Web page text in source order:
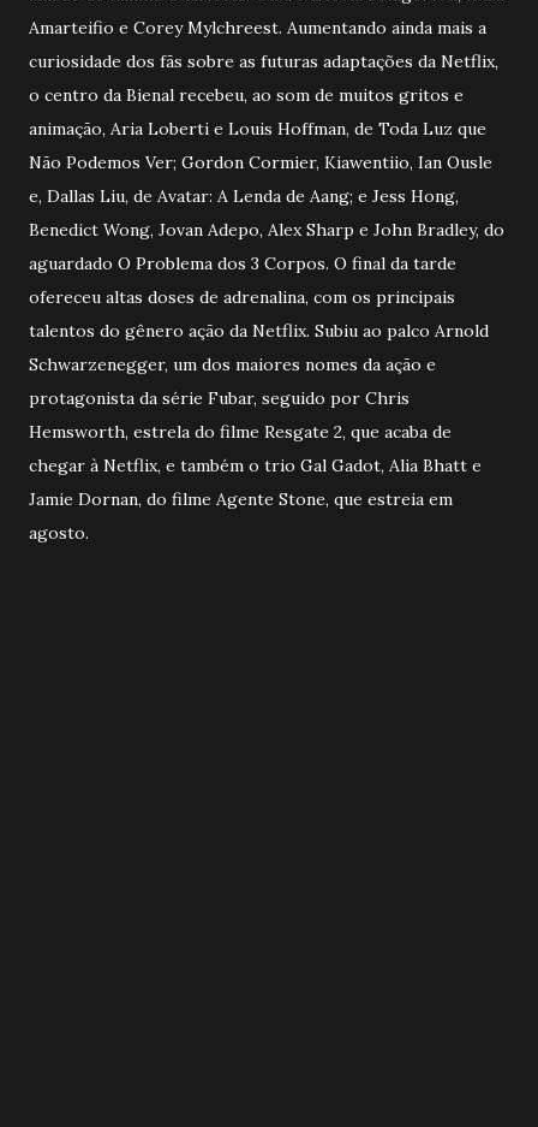
Amarteifio e Corey Mylchreest. Aumentando ainda mais a
curiosidade dos fãs sobre as futuras adaptações da Netflix,
o centro da Bienal recebeu, ao som de muitos gritos e
animação, Aria Loberti e Louis Hoffman, de Toda Luz que
Não Podemos Ver; Gordon Cormier, Kiawentiio, Ian Ousle
e, Dallas Liu, de Avatar: A Lenda de Aang; e Jess Hong,
Benedict Wong, Jovan Adepo, Alex Sharp e John Bradley, do
aguardado O Problema dos 3 Corpos. O final da tarde
ofereceu altas doses de adrenalina, com os principais
talentos do gênero ação da Netflix. Subiu ao palco Arnold
Schwarzenegger, um dos maiores nomes da ação e
protagonista da série Fubar, seguido por Chris
Hemsworth, estrela do filme Resgate 2, que acaba de
chegar à Netflix, e também o trio Gal Gadot, Alia Bhatt e
Jamie Dornan, do filme Agente Stone, que estreia em
agosto.